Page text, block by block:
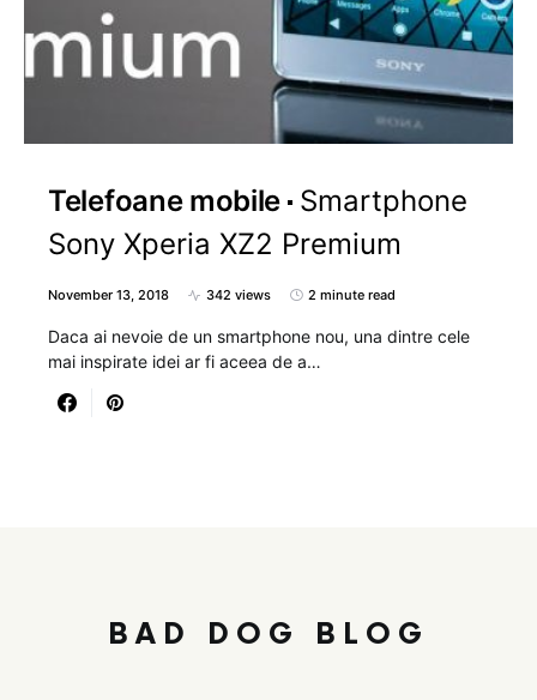
Telefoane mobile Smartphone
Sony Xperia XZ2 Premium
November 13, 2018 342 views 2 minute read
Daca ai nevoie de un smartphone nou, una dintre cele
mai inspirate idei ar fi aceea de a…
BAD DOG BLOG